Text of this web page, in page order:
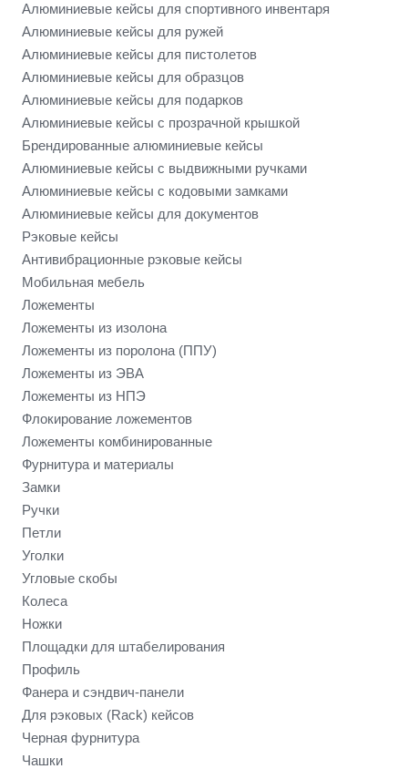
Алюминиевые кейсы для спортивного инвентаря
Алюминиевые кейсы для ружей
Алюминиевые кейсы для пистолетов
Алюминиевые кейсы для образцов
Алюминиевые кейсы для подарков
Алюминиевые кейсы с прозрачной крышкой
Брендированные алюминиевые кейсы
Алюминиевые кейсы с выдвижными ручками
Алюминиевые кейсы с кодовыми замками
Алюминиевые кейсы для документов
Рэковые кейсы
Антивибрационные рэковые кейсы
Мобильная мебель
Ложементы
Ложементы из изолона
Ложементы из поролона (ППУ)
Ложементы из ЭВА
Ложементы из НПЭ
Флокирование ложементов
Ложементы комбинированные
Фурнитура и материалы
Замки
Ручки
Петли
Уголки
Угловые скобы
Колеса
Ножки
Площадки для штабелирования
Профиль
Фанера и сэндвич-панели
Для рэковых (Rack) кейсов
Черная фурнитура
Чашки